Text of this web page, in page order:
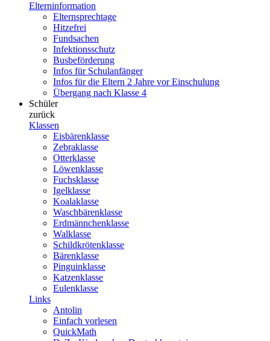
Elterninformation
Elternsprechtage
Hitzefrei
Fundsachen
Infektionsschutz
Busbeförderung
Infos für Schulanfänger
Infos für die Eltern 2 Jahre vor Einschulung
Übergang nach Klasse 4
Schüler
zurück
Klassen
Eisbärenklasse
Zebraklasse
Otterklasse
Löwenklasse
Fuchsklasse
Igelklasse
Koalaklasse
Waschbärenklasse
Erdmännchenklasse
Walklasse
Schildkrötenklasse
Bärenklasse
Pinguinklasse
Katzenklasse
Eulenklasse
Links
Antolin
Einfach vorlesen
QuickMath